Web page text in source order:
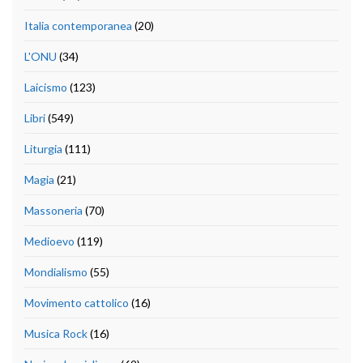
Italia contemporanea (20)
L'ONU (34)
Laicismo (123)
Libri(549)
Liturgia (111)
Magia (21)
Massoneria (70)
Medioevo (119)
Mondialismo (55)
Movimento cattolico (16)
Musica Rock(16)